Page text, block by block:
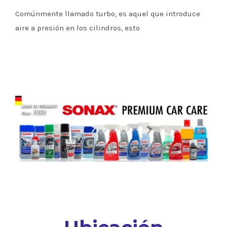
Comúnmente llamado turbo, es aquel que introduce
aire a presión en los cilindros, esto